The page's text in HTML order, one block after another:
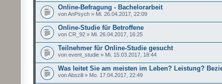
Online-Befragung - Bachelorarbeit
von AnPsych » Mi. 26.04.2017, 22:09
Online-Studie für Betroffene
von CR_92 » Mi. 26.04.2017, 16:25
Teilnehmer für Online-Studie gesucht
von event_studie » Mi. 15.03.2017, 18:44
Was leitet Sie am meisten im Leben? Leistung?
von Abszili » Mo. 17.04.2017, 22:49